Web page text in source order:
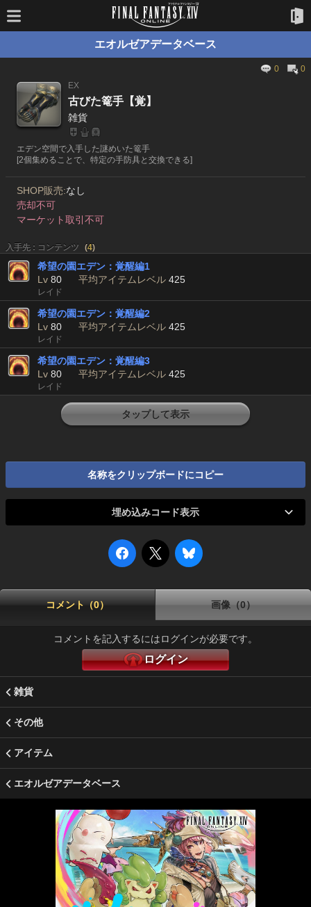
エオルゼアデータベース
0
0
EX
古びた篭手【覚】
雑貨
エデン空間で入手した謎めいた篭手
[2個集めることで、特定の手防具と交換できる]
SHOP販売:なし
売却不可
マーケット取引不可
入手先 : コンテンツ (4)
希望の園エデン：覚醒編1
Lv 80 平均アイテムレベル 425
レイド
希望の園エデン：覚醒編2
Lv 80 平均アイテムレベル 425
レイド
希望の園エデン：覚醒編3
Lv 80 平均アイテムレベル 425
レイド
タップして表示
名称をクリップボードにコピー
埋め込みコード表示
コメント（0） 画像（0）
コメントを記入するにはログインが必要です。
ログイン
雑貨
その他
アイテム
エオルゼアデータベース